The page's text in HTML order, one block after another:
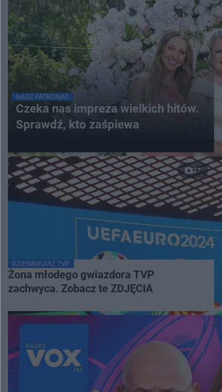
NASZ PATRONAT
Czeka nas impreza wielkich hitów.
Sprawdź, kto zaśpiewa
27
DZIENNIKARZ TVP
Żona młodego gwiazdora TVP
zachwyca. Zobacz te ZDJĘCIA